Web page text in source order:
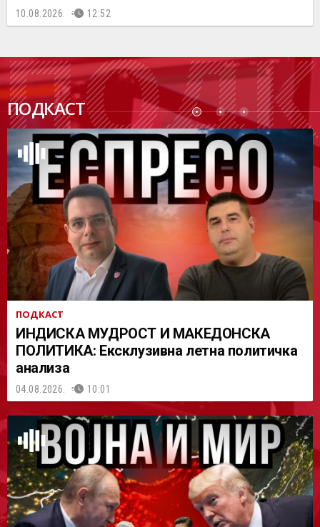
10.08.2026. 12:52
ПОДКАСТ
ПОДК
АСТ
ПОДКАСТ
ИНДИСКА МУДРОСТ И МАКЕДОНСКА
ПОЛИТИКА: Ексклузивна летна политичка
анализа
04.08.2026. 10:01